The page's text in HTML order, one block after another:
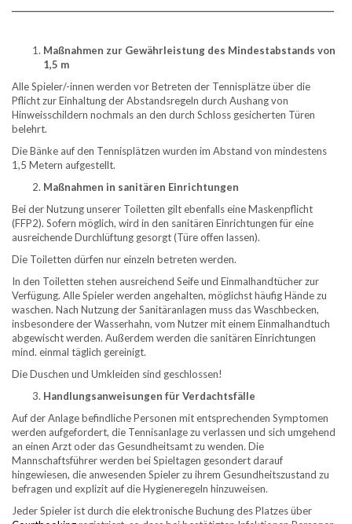
Maßnahmen zur Gewährleistung des Mindestabstands von
1,5 m
Alle Spieler/-innen werden vor Betreten der Tennisplätze über die
Pflicht zur Einhaltung der Abstandsregeln durch Aushang von
Hinweisschildern nochmals an den durch Schloss gesicherten Türen
belehrt.
Die Bänke auf den Tennisplätzen wurden im Abstand von mindestens
1,5 Metern aufgestellt.
Maßnahmen in sanitären Einrichtungen
Bei der Nutzung unserer Toiletten gilt ebenfalls eine Maskenpflicht
(FFP2). Sofern möglich, wird in den sanitären Einrichtungen für eine
ausreichende Durchlüftung gesorgt (Türe offen lassen).
Die Toiletten dürfen nur einzeln betreten werden.
In den Toiletten stehen ausreichend Seife und Einmalhandtücher zur
Verfügung. Alle Spieler werden angehalten, möglichst häufig Hände zu
waschen. Nach Nutzung der Sanitäranlagen muss das Waschbecken,
insbesondere der Wasserhahn, vom Nutzer mit einem Einmalhandtuch
abgewischt werden. Außerdem werden die sanitären Einrichtungen
mind. einmal täglich gereinigt.
Die Duschen und Umkleiden sind geschlossen!
Handlungsanweisungen für Verdachtsfälle
Auf der Anlage befindliche Personen mit entsprechenden Symptomen
werden aufgefordert, die Tennisanlage zu verlassen und sich umgehend
an einen Arzt oder das Gesundheitsamt zu wenden. Die
Mannschaftsführer werden bei Spieltagen gesondert darauf
hingewiesen, die anwesenden Spieler zu ihrem Gesundheitszustand zu
befragen und explizit auf die Hygieneregeln hinzuweisen.
Jeder Spieler ist durch die elektronische Buchung des Platzes über